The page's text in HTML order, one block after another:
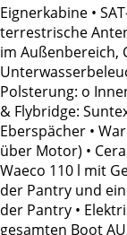
Eignerkabine •
terrestrische
im Außenbereich,
Polsterung: o
& Flybridge:
Eberspächer •
über Motor) •
Waeco 110 l mit
der Pantry und
der Pantry •
gesamten Boot